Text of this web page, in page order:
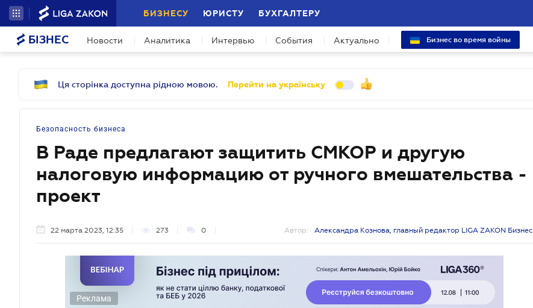
БИЗНЕСУ ЮРИСТУ БУХГАЛТЕРУ
БІЗНЕС Новости Аналитика Интервью События Актуально Бизнес во время войны
Ця сторінка доступна рідною мовою. Перейти на українську
Безопасность бизнеса
В Раде предлагают защитить СМКОР и другую
налоговую информацию от ручного вмешательства -
проект
22 марта 2023, 12:35 273 0 Автор: Александра Кознова, главный редактор LIGA ZAKON Бизнес
Реклама